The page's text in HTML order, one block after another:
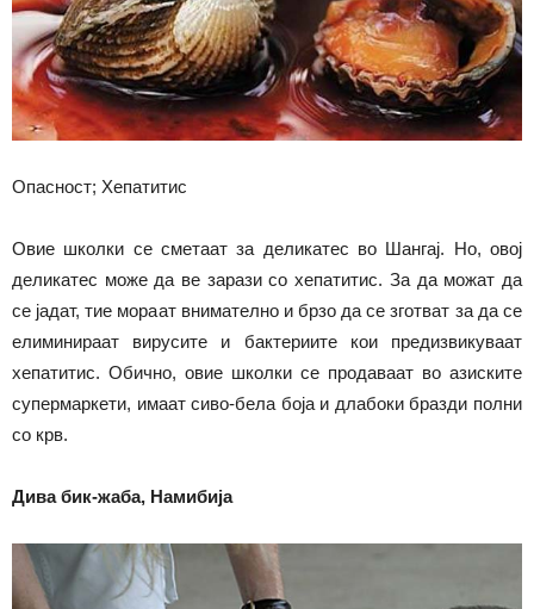
Опасност; Хепатитис
Овие школки се сметаат за деликатес во Шангај. Но, овој
деликатес може да ве зарази со хепатитис. За да можат да
се јадат, тие мораат внимателно и брзо да се зготват за да се
елиминираат вирусите и бактериите кои предизвикуваат
хепатитис. Обично, овие школки се продаваат во азиските
супермаркети, имаат сиво-бела боја и длабоки бразди полни
со крв.
Дива бик-жаба, Намибија